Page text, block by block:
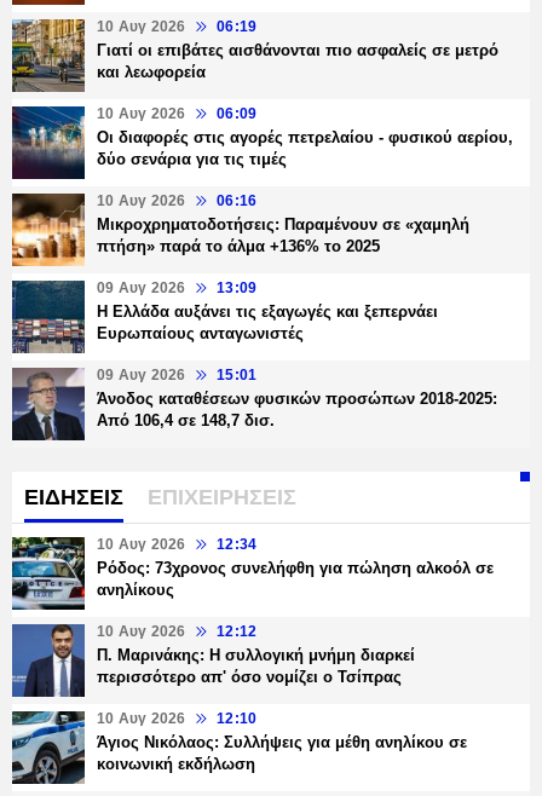
10 Αυγ 2026 06:19
Γιατί οι επιβάτες αισθάνονται πιο ασφαλείς σε μετρό
και λεωφορεία
10 Αυγ 2026 06:09
Οι διαφορές στις αγορές πετρελαίου - φυσικού αερίου,
δύο σενάρια για τις τιμές
10 Αυγ 2026 06:16
Μικροχρηματοδοτήσεις: Παραμένουν σε «χαμηλή
πτήση» παρά το άλμα +136% το 2025
09 Αυγ 2026 13:09
Η Ελλάδα αυξάνει τις εξαγωγές και ξεπερνάει
Ευρωπαίους ανταγωνιστές
09 Αυγ 2026 15:01
Άνοδος καταθέσεων φυσικών προσώπων 2018-2025:
Από 106,4 σε 148,7 δισ.
ΕΙΔΗΣΕΙΣ ΕΠΙΧΕΙΡΗΣΕΙΣ
10 Αυγ 2026 12:34
Ρόδος: 73χρονος συνελήφθη για πώληση αλκοόλ σε
ανηλίκους
10 Αυγ 2026 12:12
Π. Μαρινάκης: Η συλλογική μνήμη διαρκεί
περισσότερο απ' όσο νομίζει ο Τσίπρας
10 Αυγ 2026 12:10
Άγιος Νικόλαος: Συλλήψεις για μέθη ανηλίκου σε
κοινωνική εκδήλωση